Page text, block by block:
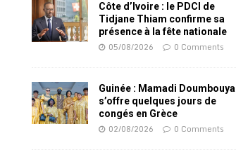
Côte d’Ivoire : le PDCI de
Tidjane Thiam confirme sa
présence à la fête nationale
05/08/2026 0 Comments
Guinée : Mamadi Doumbouya
s’offre quelques jours de
congés en Grèce
02/08/2026 0 Comments